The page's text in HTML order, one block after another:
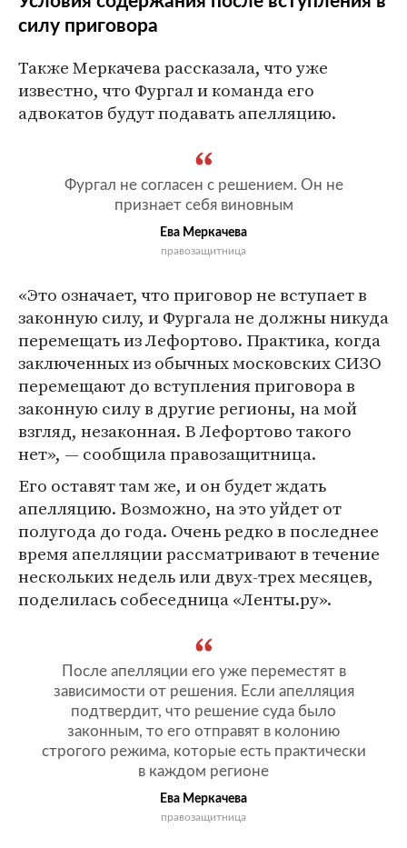
силу приговора
Также Меркачева рассказала, что уже
известно, что Фургал и команда его
адвокатов будут подавать апелляцию.
Фургал не согласен с решением. Он не
признает себя виновным
Ева Меркачева
правозащитница
«Это означает, что приговор не вступает в
законную силу, и Фургала не должны никуда
перемещать из Лефортово. Практика, когда
заключенных из обычных московских СИЗО
перемещают до вступления приговора в
законную силу в другие регионы, на мой
взгляд, незаконная. В Лефортово такого
нет», — сообщила правозащитница.
Его оставят там же, и он будет ждать
апелляцию. Возможно, на это уйдет от
полугода до года. Очень редко в последнее
время апелляции рассматривают в течение
нескольких недель или двух-трех месяцев,
поделилась собеседница «Ленты.ру».
После апелляции его уже переместят в
зависимости от решения. Если апелляция
подтвердит, что решение суда было
законным, то его отправят в колонию
строгого режима, которые есть практически
в каждом регионе
Ева Меркачева
правозащитница